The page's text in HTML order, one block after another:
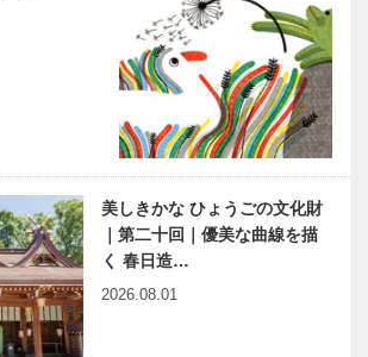
美しきかな ひょうごの文化財
｜第二十回｜優美な曲線を描
く 春日造…
2026.08.01